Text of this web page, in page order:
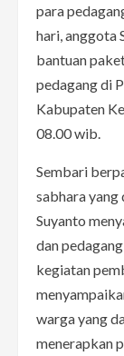
para
hari, anggota
bantuan
pedagang di
Kabupaten
08.00 wib.
Sembari
sabhara
Suyanto
dan
kegiatan
warga yang
menerapkan